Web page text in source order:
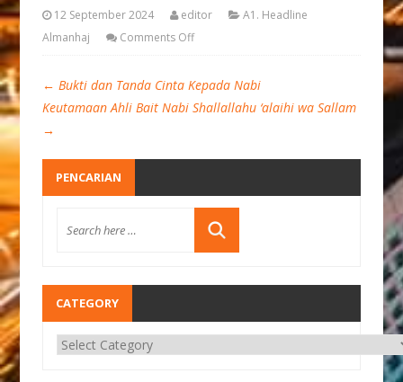
12 September 2024 editor
A1. Headline
Almanhaj
Comments Off
← Bukti dan Tanda Cinta Kepada Nabi
Keutamaan Ahli Bait Nabi Shallallahu ‘alaihi wa Sallam
→
PENCARIAN
CATEGORY